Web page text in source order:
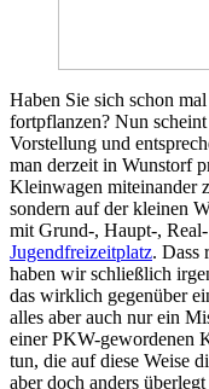
Haben Sie sich schon
fortpflanzen? Nun
Vorstellung und
man derzeit in Wunstorf
Kleinwagen miteinander
sondern auf der kleinen
mit Grund-, Haupt-,
Jugendfreizeitplatz. Dass
haben wir schließlich
das wirklich gegenüber
alles aber auch nur ein
einer PKW-gewordenen
tun, die auf diese Weise
aber doch anders